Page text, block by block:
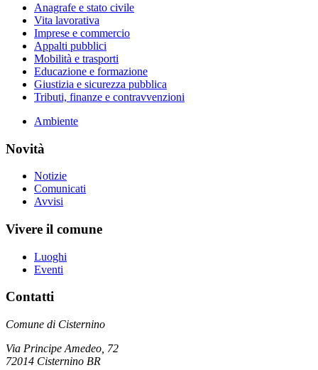
Anagrafe e stato civile
Vita lavorativa
Imprese e commercio
Appalti pubblici
Mobilità e trasporti
Educazione e formazione
Giustizia e sicurezza pubblica
Tributi, finanze e contravvenzioni
Ambiente
Novità
Notizie
Comunicati
Avvisi
Vivere il comune
Luoghi
Eventi
Contatti
Comune di Cisternino
Via Principe Amedeo, 72
72014 Cisternino BR